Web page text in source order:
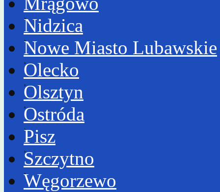
Nidzica
Nowe Miasto Lubawskie
Olecko
Olsztyn
Ostróda
Pisz
Szczytno
Węgorzewo